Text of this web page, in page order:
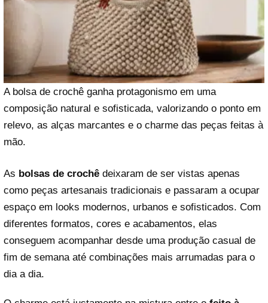
A bolsa de crochê ganha protagonismo em uma
composição natural e sofisticada, valorizando o ponto em
relevo, as alças marcantes e o charme das peças feitas à
mão.
As bolsas de crochê deixaram de ser vistas apenas
como peças artesanais tradicionais e passaram a ocupar
espaço em looks modernos, urbanos e sofisticados. Com
diferentes formatos, cores e acabamentos, elas
conseguem acompanhar desde uma produção casual de
fim de semana até combinações mais arrumadas para o
dia a dia.